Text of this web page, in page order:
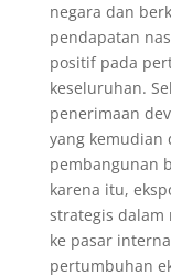
negara dan
pendapatan
positif pada
keseluruhan.
penerimaan
yang kemudian
pembangunan
karena itu,
strategis dalam
ke pasar
pertumbuhan